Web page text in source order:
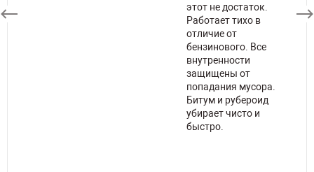
этот не достаток.
Работает тихо в
отличие от
бензинового. Все
внутренности
защищены от
попадания мусора.
Битум и рубероид
убирает чисто и
быстро.